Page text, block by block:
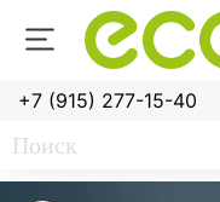
+7 (915) 277-15-40